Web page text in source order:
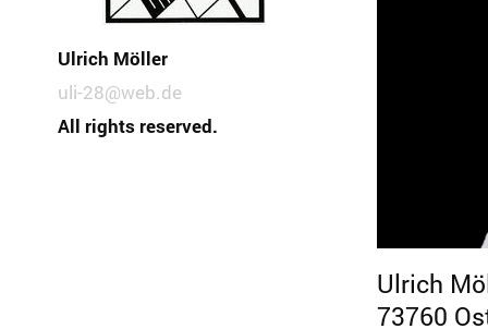
Ulrich
73760
Ulrich Möller
uli-28@web.de
All rights reserved.